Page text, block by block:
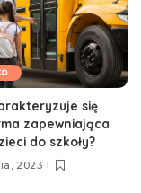
się
zapewniająca
do szkoły?
2023